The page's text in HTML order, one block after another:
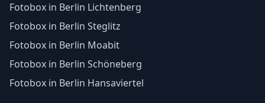
Fotobox in Berlin Lichtenberg
Fotobox in Berlin Steglitz
Fotobox in Berlin Moabit
Fotobox in Berlin Schöneberg
Fotobox in Berlin Hansaviertel